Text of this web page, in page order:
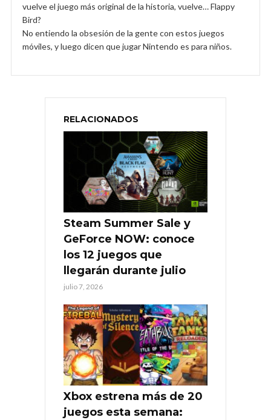
vuelve el juego más original de la historia, vuelve… Flappy
Bird?
No entiendo la obsesión de la gente con estos juegos
móviles, y luego dicen que jugar Nintendo es para niños.
RELACIONADOS
Steam Summer Sale y
GeForce NOW: conoce
los 12 juegos que
llegarán durante julio
julio 7, 2026
Xbox estrena más de 20
juegos esta semana: